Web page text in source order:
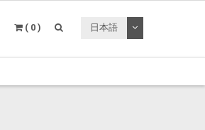
( 0 ) 日本語 トグルドロップ